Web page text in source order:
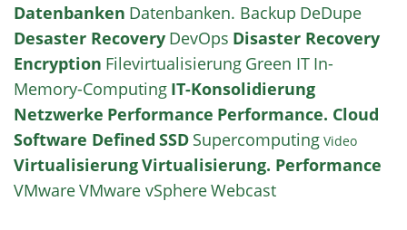
Datenbanken Datenbanken. Backup DeDupe
Desaster Recovery DevOps Disaster Recovery
Encryption Filevirtualisierung Green IT In-
Memory-Computing IT-Konsolidierung
Netzwerke Performance Performance. Cloud
Software Defined SSD Supercomputing Video
VirtualisierungVirtualisierung. Performance
VMwareVMware vSphereWebcast